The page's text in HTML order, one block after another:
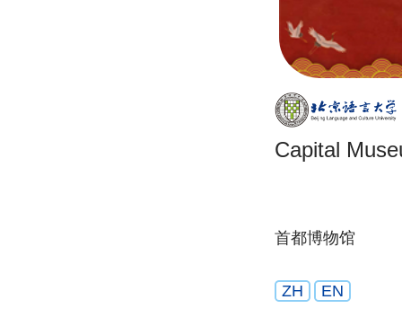
Capital
首都博物馆
ZH EN